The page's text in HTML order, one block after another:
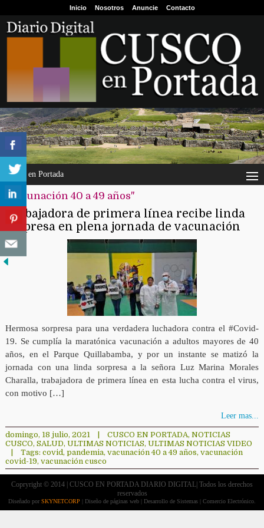
Inicio Nosotros Anuncie Contacto
Cusco en Portada
"vacunación 40 a 49 años"
Trabajadora de primera línea recibe linda
sorpresa en plena jornada de vacunación
Hermosa sorpresa para una verdadera luchadora contra el #Covid-
19. Se cumplía la maratónica vacunación a adultos mayores de 40
años, en el Parque Quillabamba, y por un instante se matizó la
jornada con una linda sorpresa a la señora Luz Marina Morales
Charalla, trabajadora de primera línea en esta lucha contra el virus,
con motivo […]
Leer mas...
domingo, 18 julio, 2021 CUSCO EN PORTADA, NOTICIAS
CUSCO, SALUD, ULTIMAS NOTICIAS, ULTIMAS NOTICIAS VIDEO
Tags: covid, pandemia, vacunación 40 a 49 años, vacunación
covid-19, vacunación cusco
Copryright © 2014 | CUSCO EN PORTADA DIARIO DIGITAL| Todos los derechos
reservados
Diseñado por SKYNETCORP | Diseño de páginas web | Desarrollo de Sistemas | Comercio Electrónico.